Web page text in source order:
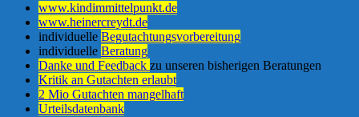
www.kindimmittelpunkt.de
www.heinercreydt.de
individuelle Begutachtungsvorbereitung
individuelle Beratung
Danke und Feedback zu unseren bisherigen Beratungen
Kritik an Gutachten erlaubt
2 Mio Gutachten mangelhaft
Urteilsdatenbank